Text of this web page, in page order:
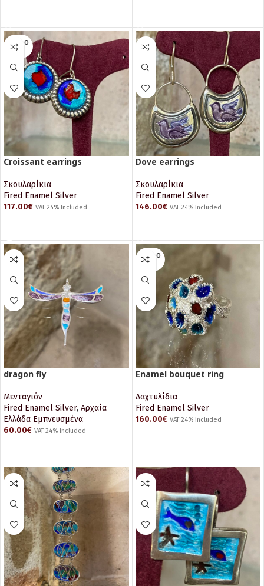
SOLD O
UT
Croissant earrings
Σκουλαρίκια
Fired Enamel Silver
117.00€ VAT 24% Included
Dove earrings
Σκουλαρίκια
Fired Enamel Silver
146.00€ VAT 24% Included
dragon fly
Μενταγιόν
Fired Enamel Silver, Αρχαία
Ελλάδα Εμπνευσμένα
60.00€ VAT 24% Included
SOLD O
UT
Enamel bouquet ring
Δαχτυλίδια
Fired Enamel Silver
160.00€ VAT 24% Included